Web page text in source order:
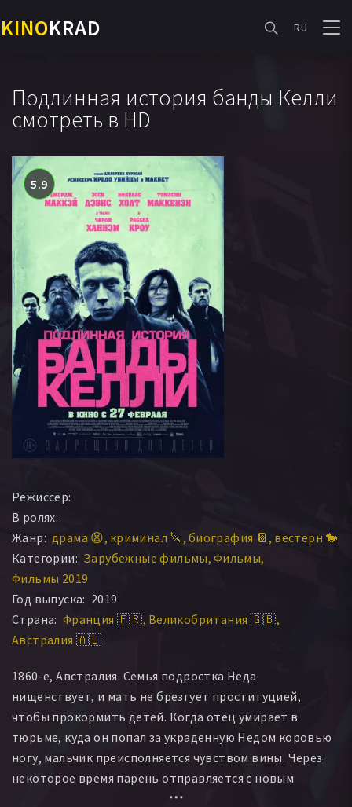
KINOKRAD RU
Подлинная история банды Келли
смотреть в HD
5.9
Режиссер:
В ролях:
Жанр: драма 😫 криминал 🔪 биография 📔 вестерн 🐎
Категории: Зарубежные фильмы Фильмы
Фильмы 2019
Год выпуска: 2019
Страна: Франция 🇫🇷 Великобритания 🇬🇧
Австралия 🇦🇺
1860-е, Австралия. Семья подростка Неда
нищенствует, и мать не брезгует проституцией,
чтобы прокормить детей. Когда отец умирает в
тюрьме, куда он попал за украденную Недом коровью
ногу, мальчик преисполняется чувством вины. Через
некоторое время парень отправляется с новым
знакомым матери Гарри Пауэром перегонять скот, но